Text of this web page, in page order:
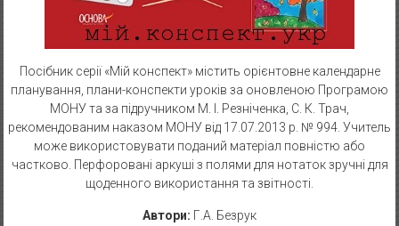
Посібник серії «Мій конспект» містить орієнтовне календарне
планування, плани-конспекти уроків за оновленою Програмою
МОНУ та за підручником М. І. Резніченка, C. К. Трач,
рекомендованим наказом МОНУ від 17.07.2013 р. № 994. Учитель
може використовувати поданий матеріал повністю або
частково. Перфоровані аркуші з полями для нотаток зручні для
щоденного використання та звітності.
Автори: Г.А. Безрук